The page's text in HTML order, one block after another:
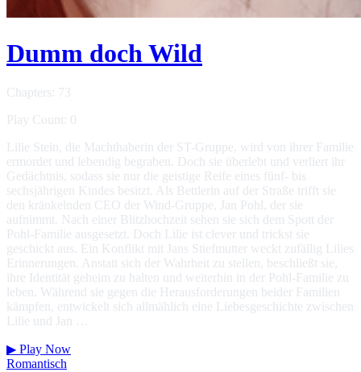
Dumm doch Wild
Chapters: 73
Play Count: 0
Lilie Stein, die Machthaberin der ST-Gruppe, wird von ihrer Familie
ermordet und lebendig begraben. Doch sie überlebt und verliert ihr
Gedächtnis, sodass sie nur die geistige Reife eines fünf- bis
sechsjährigen Kindes besitzt. Als Bettlerin auf der Straße trifft sie
den kränkelnden CEO der Wind-Gruppe, Jan Pohl, der sie
aufnimmt. Nach einer Blitzhochzeit sehen sie sich dem Spott der
Pohl-Familie ausgesetzt. Doch Lilie ist clever und trickst sie
geschickt aus. Ein Konflikt mit Jans Stiefmutter weckt zufällig Lilies
Erinnerungen. Anstatt sich der Wahrheit zu stellen, beschließt sie,
ihre Identität geheim zu halten und weiterhin in der Pohl-Familie zu
leben. Während sie gegen die Herausforderungen beider Familien
kämpfen, entwickelt sich allmählich eine Liebesgeschichte zwischen
Lilie und Jan …
▶ Play Now
Romantisch